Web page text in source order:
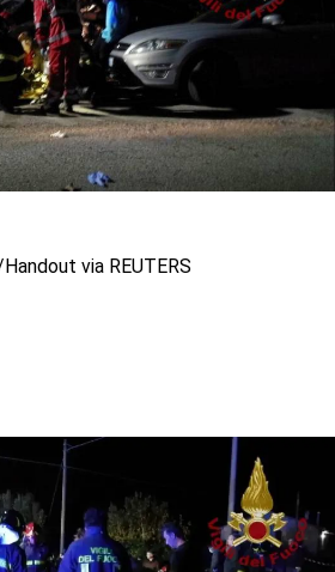
via REUTERS